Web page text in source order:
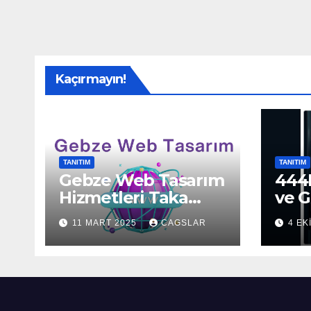
Kaçırmayın!
TANITIM
Gebze Web Tasarım
Hizmetleri Taka
Bilişim’de!
11 MART 2025 CAGSLAR
TANITIM
ve
4